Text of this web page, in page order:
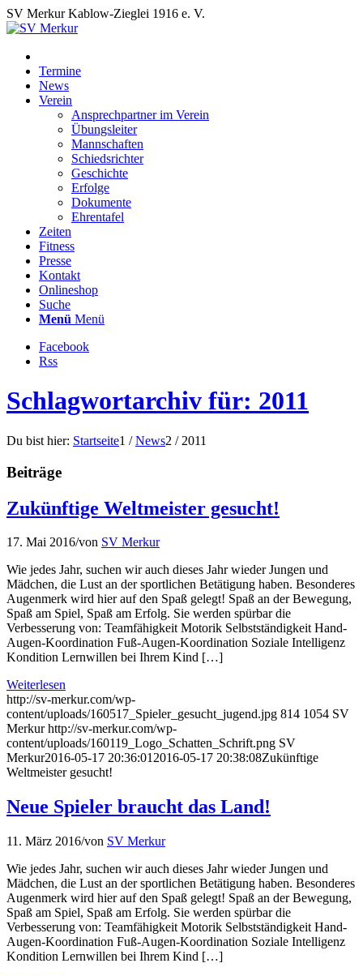
SV Merkur Kablow-Zieglei 1916 e. V.
Termine
News
Verein
Ansprechpartner im Verein
Übungsleiter
Mannschaften
Schiedsrichter
Geschichte
Erfolge
Dokumente
Ehrentafel
Zeiten
Fitness
Presse
Kontakt
Onlineshop
Suche
Menü Menü
Facebook
Rss
Schlagwortarchiv für: 2011
Du bist hier: Startseite1 / News2 / 2011
Beiträge
Zukünftige Weltmeister gesucht!
17. Mai 2016/von SV Merkur
Wie jedes Jahr, suchen wir auch dieses Jahr wieder Jungen und
Mädchen, die Lust an der sportlichen Betätigung haben. Besonderes
Augenmerk wird hier auf den Spaß gelegt! Spaß an der Bewegung,
Spaß am Spiel, Spaß am Erfolg. Sie werden spürbar die
Verbesserung von: Teamfähigkeit Motorik Selbstständigkeit Hand-
Augen-Koordination Fuß-Augen-Koordination Soziale Intelligenz
Kondition Lernwillen bei Ihrem Kind […]
Weiterlesen
http://sv-merkur.com/wp-
content/uploads/160517_Spieler_gesucht_jugend.jpg 814 1054 SV
Merkur http://sv-merkur.com/wp-
content/uploads/160119_Logo_Schatten_Schrift.png SV
Merkur2016-05-17 20:36:012016-05-17 20:38:08Zukünftige
Weltmeister gesucht!
Neue Spieler braucht das Land!
11. März 2016/von SV Merkur
Wie jedes Jahr, suchen wir auch dieses Jahr wieder Jungen und
Mädchen, die Lust an der sportlichen Betätigung haben. Besonderes
Augenmerk wird hier auf den Spaß gelegt! Spaß an der Bewegung,
Spaß am Spiel, Spaß am Erfolg. Sie werden spürbar die
Verbesserung von: Teamfähigkeit Motorik Selbstständigkeit Hand-
Augen-Koordination Fuß-Augen-Koordination Soziale Intelligenz
Kondition Lernwillen bei Ihrem Kind […]